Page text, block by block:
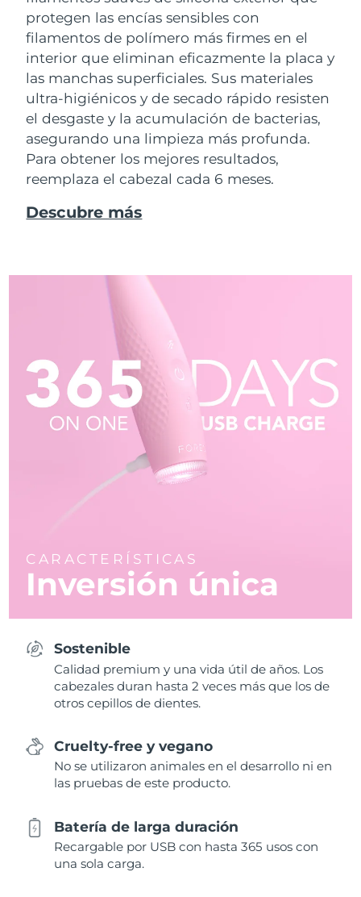
protegen las encías sensibles con
filamentos de polímero más firmes en el
interior que eliminan eficazmente la placa y
las manchas superficiales. Sus materiales
ultra-higiénicos y de secado rápido resisten
el desgaste y la acumulación de bacterias,
asegurando una limpieza más profunda.
Para obtener los mejores resultados,
reemplaza el cabezal cada 6 meses.
Descubre más
CARACTERÍSTICAS
Inversión única
Sostenible
Calidad premium y una vida útil de años. Los
cabezales duran hasta 2 veces más que los de
otros cepillos de dientes.
Cruelty-free y vegano
No se utilizaron animales en el desarrollo ni en
las pruebas de este producto.
Batería de larga duración
Recargable por USB con hasta 365 usos con
una sola carga.